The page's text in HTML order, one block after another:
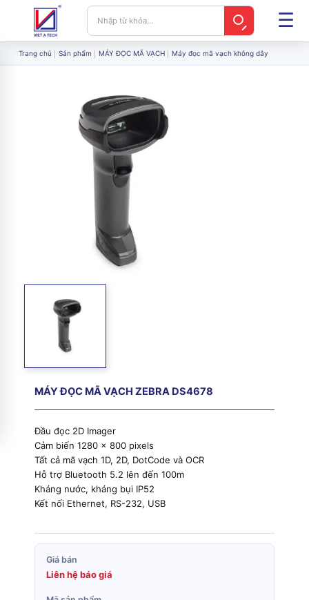
Trang chủ Sản phẩm MÁY ĐỌC MÃ VẠCH Máy đọc mã vạch không dây
MÁY ĐỌC MÃ VẠCH ZEBRA DS4678
Đầu đọc 2D Imager
Cảm biến 1280 x 800 pixels
Tất cả mã vạch 1D, 2D, DotCode và OCR
Hỗ trợ Bluetooth 5.2 lên đến 100m
Kháng nước, kháng bụi IP52
Kết nối Ethernet, RS-232, USB
Giá bán
Liên hệ báo giá